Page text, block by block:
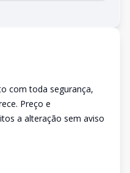
com toda segurança,
Preço e
a alteração sem aviso